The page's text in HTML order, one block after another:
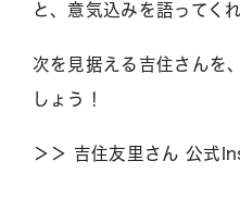
と、意気込みを語ってく
次を見据える吉住さんを
しょう！
＞＞ 吉住友里さん 公式